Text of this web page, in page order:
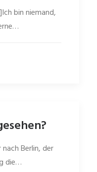
bin niemand,
Berlin, der
die…